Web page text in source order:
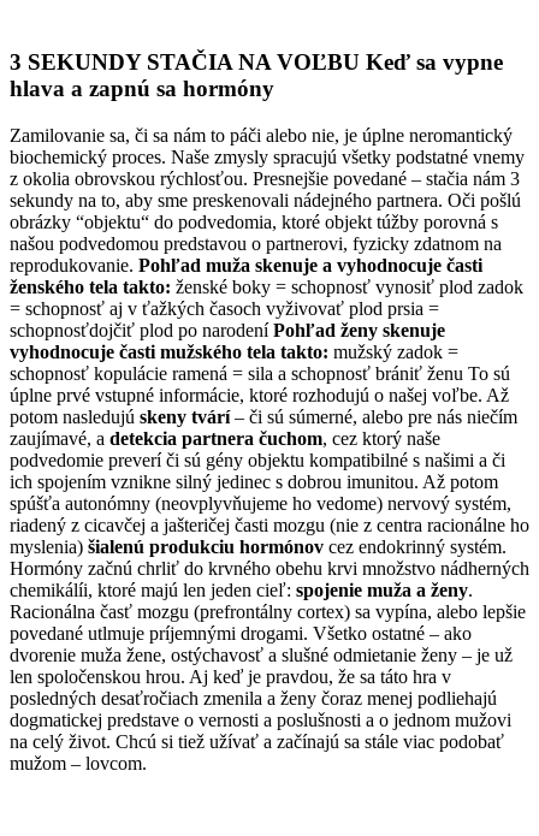
3 SEKUNDY STAČIA NA VOĽBU Keď sa vypne
hlava a zapnú sa hormóny
Zamilovanie sa, či sa nám to páči alebo nie, je úplne neromantický
biochemický proces. Naše zmysly spracujú všetky podstatné vnemy
z okolia obrovskou rýchlosťou. Presnejšie povedané – stačia nám 3
sekundy na to, aby sme preskenovali nádejného partnera. Oči pošlú
obrázky “objektu“ do podvedomia, ktoré objekt túžby porovná s
našou podvedomou predstavou o partnerovi, fyzicky zdatnom na
reprodukovanie. Pohľad muža skenuje a vyhodnocuje časti
ženského tela takto: ženské boky = schopnosť vynosiť plod zadok
= schopnosť aj v ťažkých časoch vyživovať plod prsia =
schopnosťdojčiť plod po narodeníPohľad ženy skenuje
vyhodnocuje časti mužského tela takto: mužský zadok =
schopnosť kopulácie ramená = sila a schopnosť brániť ženu To sú
úplne prvé vstupné informácie, ktoré rozhodujú o našej voľbe. Až
potom nasledujú skeny tvárí– či sú súmerné, alebo pre nás niečím
zaujímavé, a detekcia partnera čuchom, cez ktorý naše
podvedomie preverí či sú gény objektu kompatibilné s našimi a či
ich spojením vznikne silný jedinec s dobrou imunitou. Až potom
spúšťa autonómny (neovplyvňujeme ho vedome) nervový systém,
riadený z cicavčej a jašteričej časti mozgu (nie z centra racionálne ho
myslenia) šialenú produkciu hormónov cez endokrinný systém.
Hormóny začnú chrliť do krvného obehu krvi množstvo nádherných
chemikálíi, ktoré majú len jeden cieľ: spojenie muža a ženy.
Racionálna časť mozgu (prefrontálny cortex) sa vypína, alebo lepšie
povedané utlmuje príjemnými drogami. Všetko ostatné – ako
dvorenie muža žene, ostýchavosť a slušné odmietanie ženy – je už
len spoločenskou hrou. Aj keď je pravdou, že sa táto hra v
posledných desaťročiach zmenila a ženy čoraz menej podliehajú
dogmatickej predstave o vernosti a poslušnosti a o jednom mužovi
na celý život. Chcú si tiež užívať a začínajú sa stále viac podobať
mužom – lovcom.